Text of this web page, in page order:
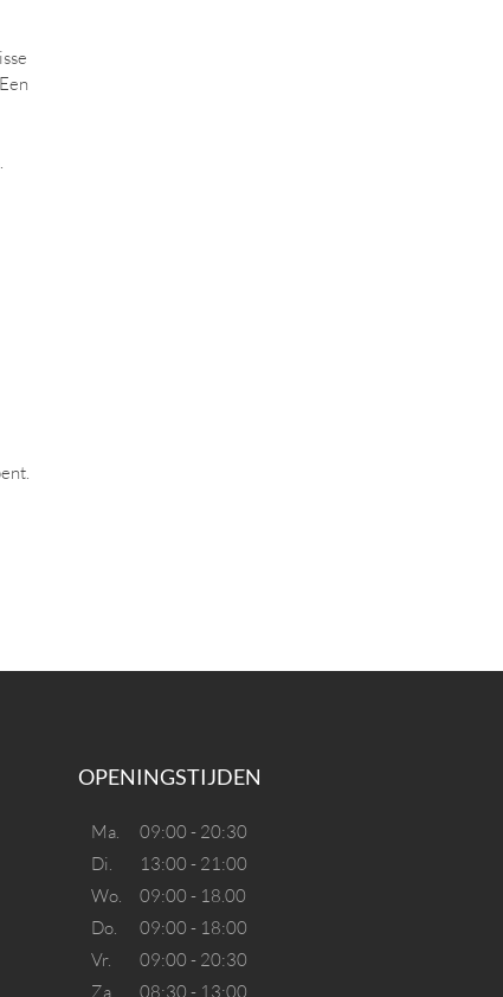
OPENINGSTIJDEN
Ma.
09:00 - 20:30
Di.
13:00 - 21:00
Wo.
09:00 - 18.00
Do.
09:00 - 18:00
Vr.
09:00 - 20:30
Za.
08:30 - 13:00